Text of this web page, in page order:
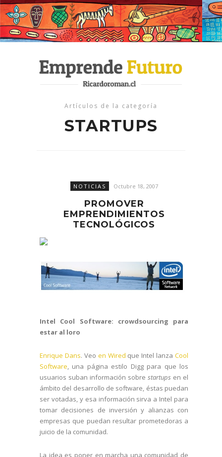
Artículos de la categoría
STARTUPS
NOTICIAS Octubre 18, 2007
PROMOVER
EMPRENDIMIENTOS
TECNOLÓGICOS
Intel Cool Software: crowdsourcing para
estar al loro
Enrique Dans. Veo en Wired que Intel lanza Cool
Software, una página estilo Digg para que los
usuarios suban información sobre startups en el
ámbito del desarrollo de software, éstas puedan
ser votadas, y esa información sirva a Intel para
tomar decisiones de inversión y alianzas con
empresas que puedan resultar prometedoras a
juicio de la comunidad.
La idea es poner en marcha una comunidad de